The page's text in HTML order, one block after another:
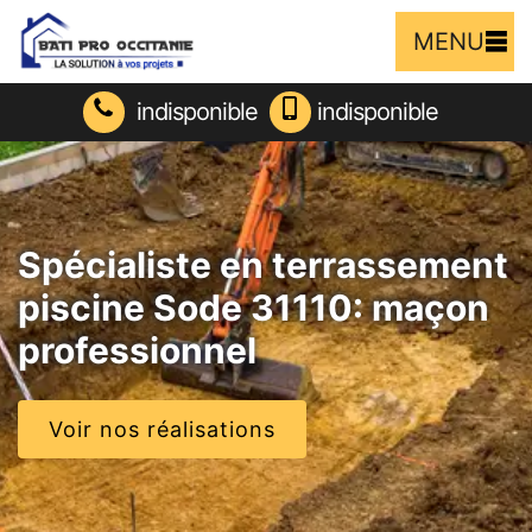
MENU
indisponible indisponible
Spécialiste en terrassement
piscine Sode 31110: maçon
professionnel
Voir nos réalisations